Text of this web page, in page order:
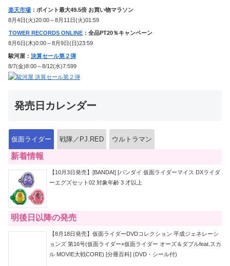
楽天市場 ：ポイント最大49.5倍 お買い物マラソン
8月4日(火)20:00～8月11日(火)01:59
TOWER RECORDS ONLINE ：全品PT20％キャンペーン
8月6日(木)0:00～8月9日(日)23:59
駿河屋： 決算セール第２弾
8/7(金)8:00～8/12(水)7:599
発売日カレンダー
仮面ライダー 戦隊／PJ.RED ウルトラマン
新着情報
【10月3日発売】[BANDAI] [バンダイ 仮面ライダーマイス DXライダ
ーエグズセット02 対象年齢 3 才以上
明後日以降の発売
【8月18日発売】仮面ライダーDVDコレクション 平成ジェネレーシ
ョンズ 第16号(仮面ライダー×仮面ライダー オーズ＆ダブルfeat.スカ
ル MOVIE大戦CORE) [分冊百科] (DVD・シール付)